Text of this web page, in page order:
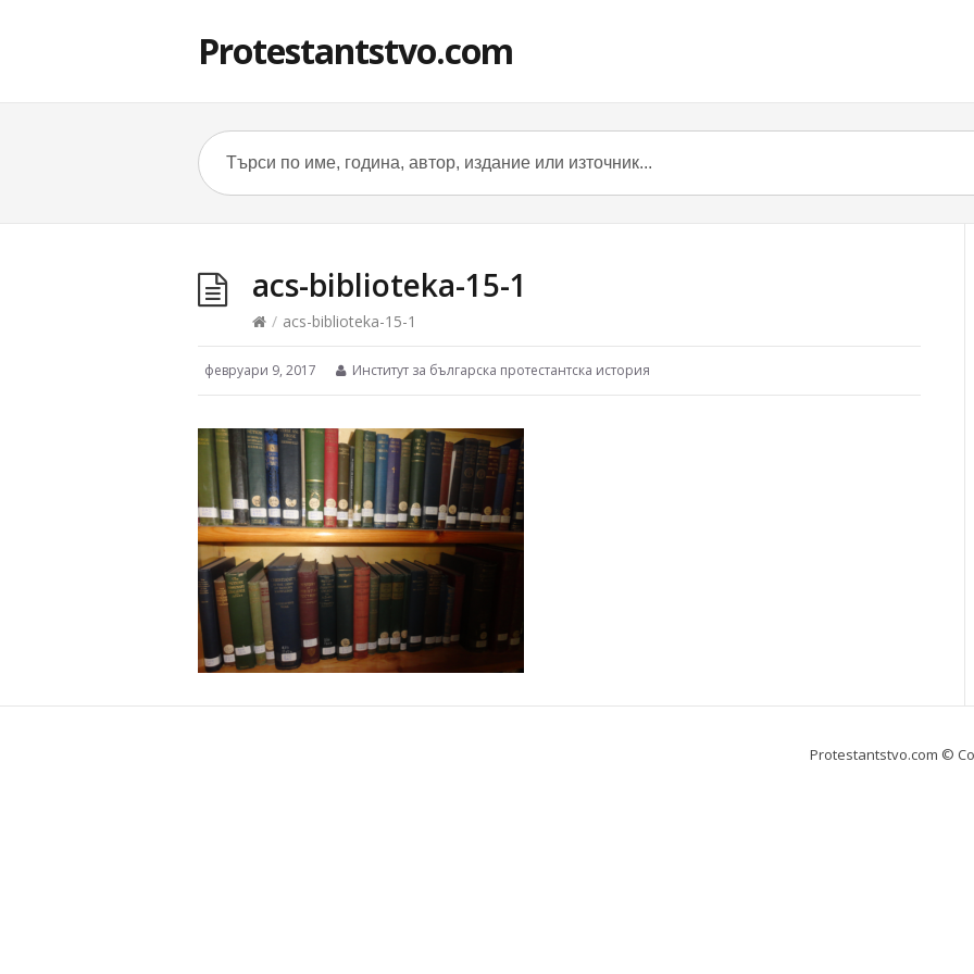
Protestantstvo.com
acs-biblioteka-15-1
/ acs-biblioteka-15-1
февруари 9, 2017 Институт за българска протестантска история
Protestantstvo.com ©